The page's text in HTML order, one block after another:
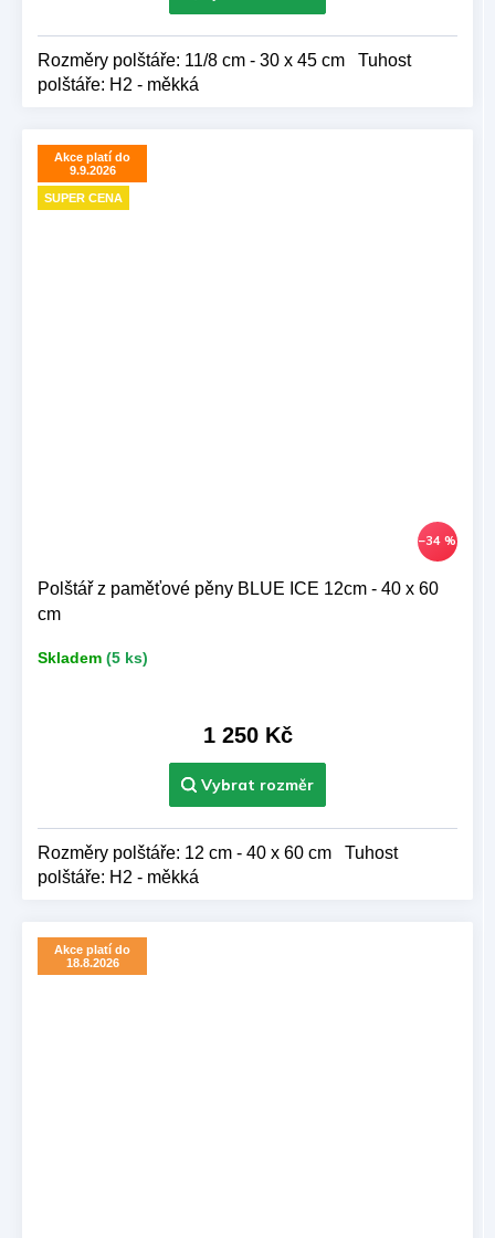
Rozměry polštáře: 11/8 cm - 30 x 45 cm Tuhost
polštáře: H2 - měkká
Akce platí do
9.9.2026
SUPER CENA
–34 %
Polštář z paměťové pěny BLUE ICE 12cm - 40 x 60
cm
Skladem (5 ks)
1 250 Kč
Rozměry polštáře: 12 cm - 40 x 60 cm Tuhost
polštáře: H2 - měkká
Akce platí do
18.8.2026